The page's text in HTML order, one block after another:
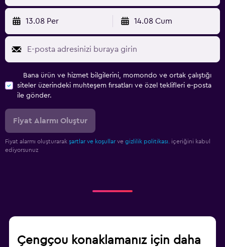
13.08 Per 14.08 Cum
Bana ürün ve hizmet bilgilerini, momondo ve ortak çalıştığı
siteler üzerindeki muhteşem fırsatları ve özel teklifleri e-posta
ile gönder.
Fiyat Alarmı Oluştur
Fiyat alarmı oluşturarak şartlar ve koşullar ve gizlilik politikası.
içeriğini kabul
ediyorsunuz
Çengçou konaklamanız için daha